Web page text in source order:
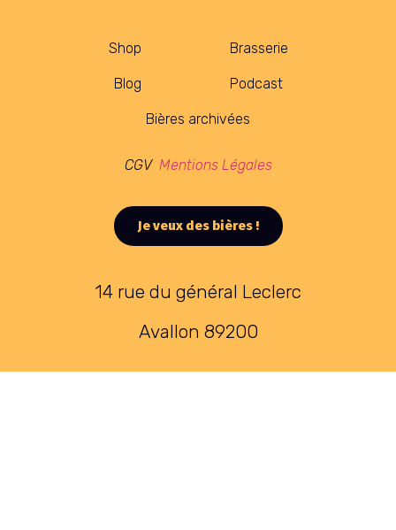
Shop Brasserie
Blog Podcast
Bières archivées
CGV Mentions Légales
Je veux des bières !
14 rue du général Leclerc
Avallon 89200